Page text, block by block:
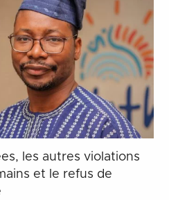
les autres violations
et le refus de